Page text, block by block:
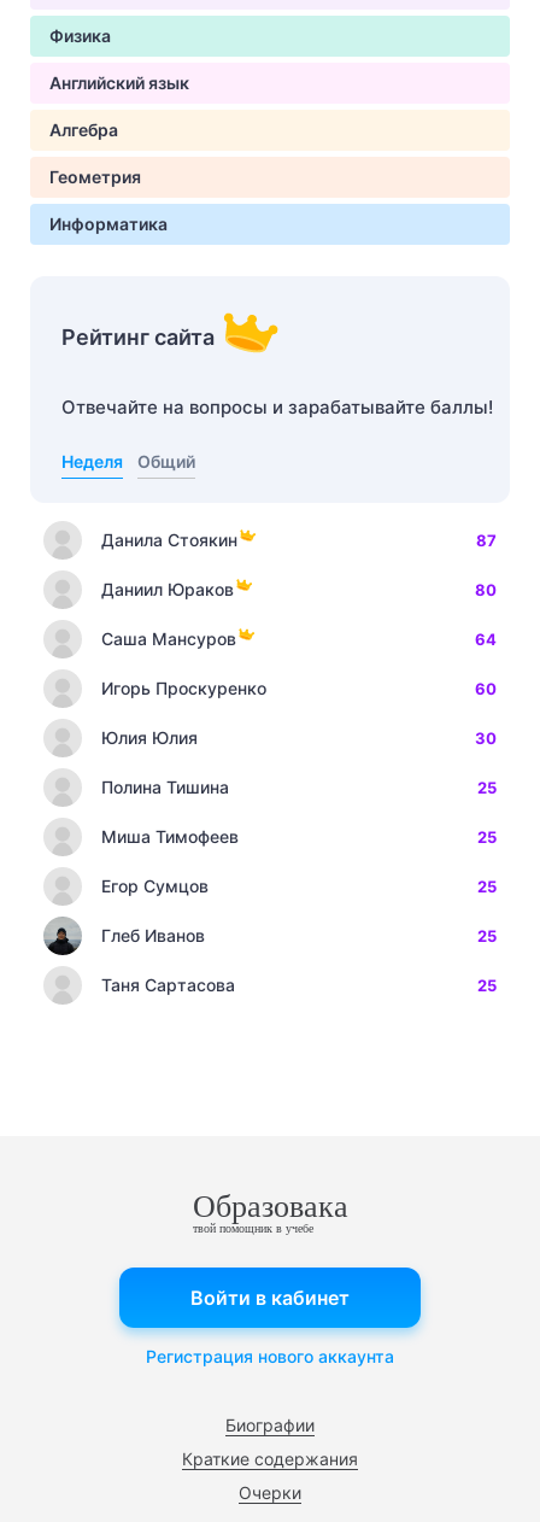
Физика
Английский язык
Алгебра
Геометрия
Информатика
Рейтинг сайта
Отвечайте на вопросы и зарабатывайте баллы!
Неделя Общий
Данила Стоякин 87
Даниил Юраков 80
Саша Мансуров 64
Игорь Проскуренко 60
Юлия Юлия 30
Полина Тишина 25
Миша Тимофеев 25
Егор Сумцов 25
Глеб Иванов 25
Таня Сартасова 25
Образовака
твой помощник в учебе
Биографии
Краткие содержания
Очерки
Войти в кабинет
Регистрация нового аккаунта